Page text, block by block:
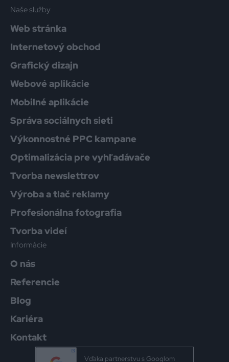
Naše služby
Web stránka
Internetový obchod
Grafický dizajn
Webové aplikácie
Mobilné aplikácie
Správa sociálnych sieti
Výkonnostné PPC kampane
Optimalizácia pre vyhľadávače
Tvorba newslettrov
Výroba a tlač reklamy
Profesionálna fotografia
Tvorba videí
Informácie
O nás
Referencie
Blog
Kariéra
Kontakt
Vďaka partnerstvu s Googlom